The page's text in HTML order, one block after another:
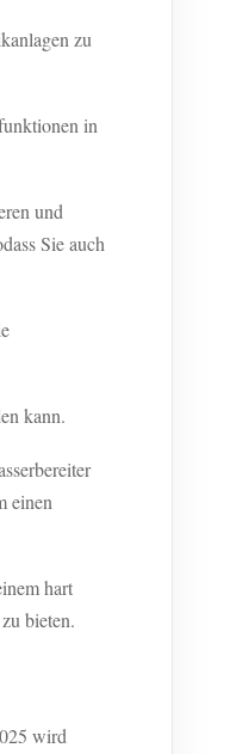
zu
in
und
Sie auch
kann.
einen
hart
bieten.
wird